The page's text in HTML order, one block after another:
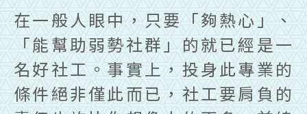
在一般人眼中，只要「夠熱心」、
「能幫助弱勢社群」的就已經是一
名好社工。事實上，投身此專業的
條件絕非僅此而已，社工要肩負的